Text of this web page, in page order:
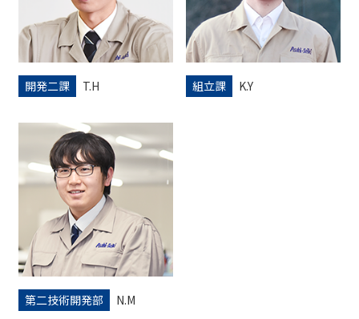
開発二課 T.H 組立課 K.Y
第二技術開発部 N.M